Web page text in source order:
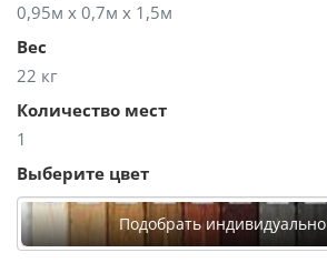
0,95м х 0,7м х 1,5м
Вес
22 кг
Количество мест
1
Выберите цвет
Подобрать индивидуально